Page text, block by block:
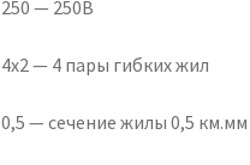
250 — 250В
4х2 — 4 пары гибких жил
0,5 — сечение жилы 0,5 км.мм